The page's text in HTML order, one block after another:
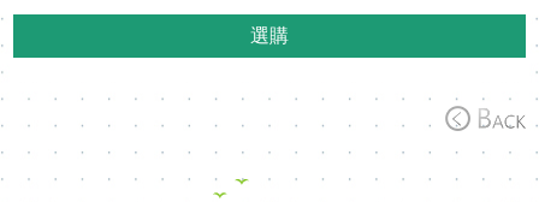
選購